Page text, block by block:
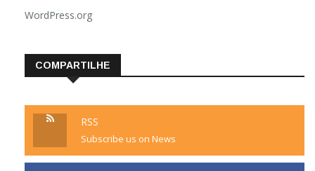
WordPress.org
COMPARTILHE
RSS
Subscribe us on News